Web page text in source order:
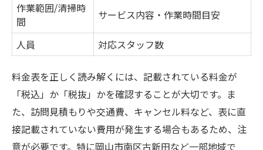
作業範囲/清掃時
間
サービス内容・作業時間目安
人員 対応スタッフ数
料金表を正しく読み解くには、記載されている料金が
「税込」か「税抜」かを確認することが大切です。ま
た、訪問見積もりや交通費、キャンセル料など、表に直
接記載されていない費用が発生する場合もあるため、注
意が必要です。特に岡山市南区古新田など一部地域で